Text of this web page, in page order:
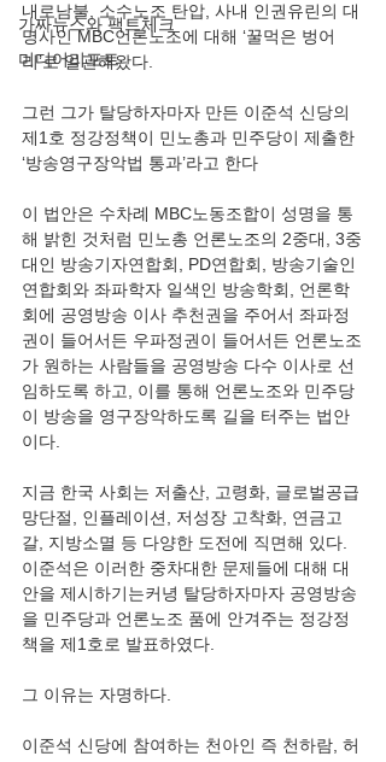
가짜뉴스와 팩트체크
미디어리포트
내로남불, 소수노조 탄압, 사내 인권유린의 대
명사인 MBC언론노조에 대해 ‘꿀먹은 벙어
리’로 일관해왔다.
그런 그가 탈당하자마자 만든 이준석 신당의
제1호 정강정책이 민노총과 민주당이 제출한
‘방송영구장악법 통과’라고 한다
이 법안은 수차례 MBC노동조합이 성명을 통
해 밝힌 것처럼 민노총 언론노조의 2중대, 3중
대인 방송기자연합회, PD연합회, 방송기술인
연합회와 좌파학자 일색인 방송학회, 언론학
회에 공영방송 이사 추천권을 주어서 좌파정
권이 들어서든 우파정권이 들어서든 언론노조
가 원하는 사람들을 공영방송 다수 이사로 선
임하도록 하고, 이를 통해 언론노조와 민주당
이 방송을 영구장악하도록 길을 터주는 법안
이다.
지금 한국 사회는 저출산, 고령화, 글로벌공급
망단절, 인플레이션, 저성장 고착화, 연금고
갈, 지방소멸 등 다양한 도전에 직면해 있다.
이준석은 이러한 중차대한 문제들에 대해 대
안을 제시하기는커녕 탈당하자마자 공영방송
을 민주당과 언론노조 품에 안겨주는 정강정
책을 제1호로 발표하였다.
그 이유는 자명하다.
이준석 신당에 참여하는 천아인 즉 천하람, 허